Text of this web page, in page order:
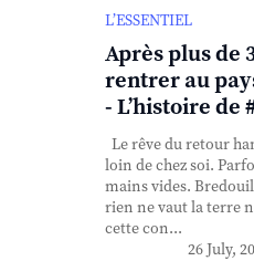
L’ESSENTIEL
Après plus de
rentrer au
- L’histoire de
Le rêve du retour
loin de chez soi.
mains vides.
rien ne vaut la terre
cette con...
26 July,